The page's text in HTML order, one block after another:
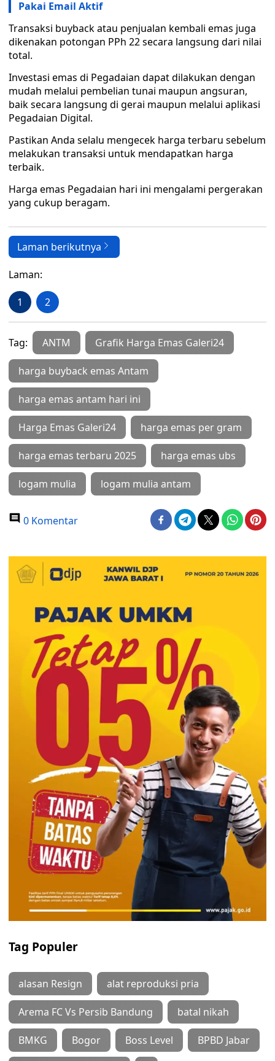
Pakai Email Aktif
Transaksi buyback atau penjualan kembali emas juga
dikenakan potongan PPh 22 secara langsung dari nilai
total.
Investasi emas di Pegadaian dapat dilakukan dengan
mudah melalui pembelian tunai maupun angsuran,
baik secara langsung di gerai maupun melalui aplikasi
Pegadaian Digital.
Pastikan Anda selalu mengecek harga terbaru sebelum
melakukan transaksi untuk mendapatkan harga
terbaik.
Harga emas Pegadaian hari ini mengalami pergerakan
yang cukup beragam.
Laman berikutnya
Laman:
1 2
Tag: ANTM Grafik Harga Emas Galeri24
harga buyback emas Antam
harga emas antam hari ini
Harga Emas Galeri24 harga emas per gram
harga emas terbaru 2025 harga emas ubs
logam mulia logam mulia antam
0 Komentar
Tag Populer
alasan Resign alat reproduksi pria
Arema FC Vs Persib Bandung batal nikah
BMKG Bogor Boss Level BPBD Jabar